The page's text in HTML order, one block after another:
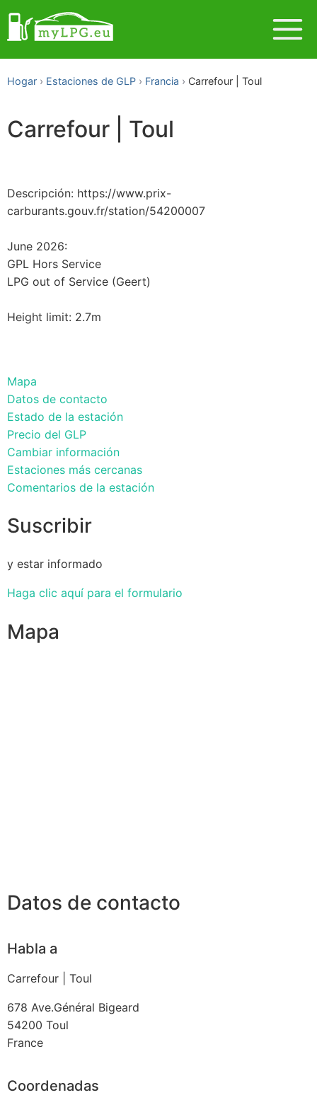
Hogar Estaciones de GLP Francia Carrefour | Toul
Carrefour | Toul
Descripción: https://www.prix-
carburants.gouv.fr/station/54200007
June 2026:
GPL Hors Service
LPG out of Service (Geert)
Height limit: 2.7m
Mapa
Datos de contacto
Estado de la estación
Precio del GLP
Cambiar información
Estaciones más cercanas
Comentarios de la estación
Suscribir
y estar informado
Haga clic aquí para el formulario
Mapa
Datos de contacto
Habla a
Carrefour | Toul
678 Ave.Général Bigeard
54200 Toul
France
Coordenadas